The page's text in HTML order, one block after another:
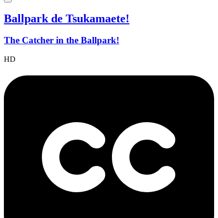
Ballpark de Tsukamaete!
The Catcher in the Ballpark!
HD